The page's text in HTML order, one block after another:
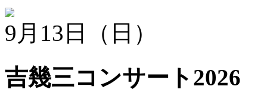
9月13日（日）
吉幾三コンサート2026